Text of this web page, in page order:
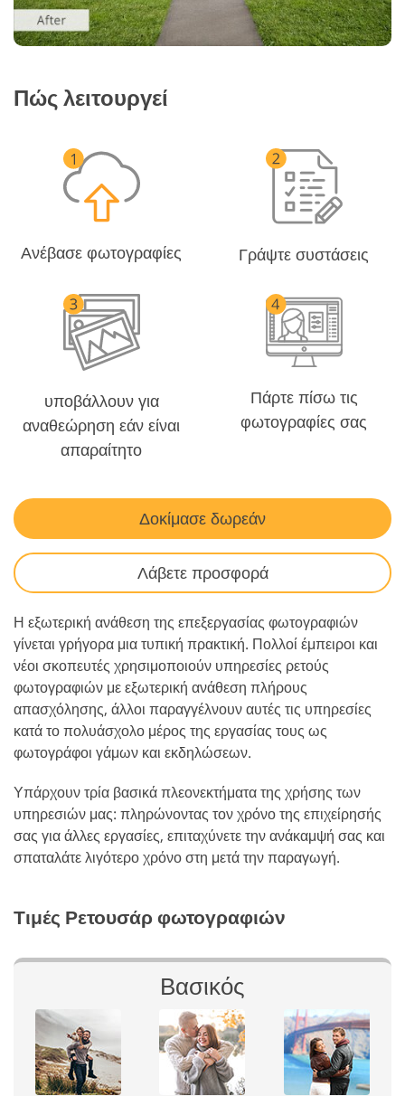
Πώς λειτουργεί
Ανέβασε φωτογραφίες Γράψτε συστάσεις
υποβάλλουν για
αναθεώρηση εάν είναι
απαραίτητο
Πάρτε πίσω τις
φωτογραφίες σας
Δοκίμασε δωρεάν
Λάβετε προσφορά
Η εξωτερική ανάθεση της επεξεργασίας φωτογραφιών
γίνεται γρήγορα μια τυπική πρακτική. Πολλοί έμπειροι και
νέοι σκοπευτές χρησιμοποιούν υπηρεσίες ρετούς
φωτογραφιών με εξωτερική ανάθεση πλήρους
απασχόλησης, άλλοι παραγγέλνουν αυτές τις υπηρεσίες
κατά το πολυάσχολο μέρος της εργασίας τους ως
φωτογράφοι γάμων και εκδηλώσεων.
Υπάρχουν τρία βασικά πλεονεκτήματα της χρήσης των
υπηρεσιών μας: πληρώνοντας τον χρόνο της επιχείρησής
σας για άλλες εργασίες, επιταχύνετε την ανάκαμψή σας και
σπαταλάτε λιγότερο χρόνο στη μετά την παραγωγή.
Τιμές Ρετουσάρ φωτογραφιών
Βασικός